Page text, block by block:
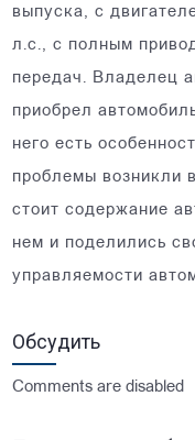
выпуска, с
л.с., с полным
передач. Владелец
приобрел
него есть
проблемы возникли
стоит содержание
нем и поделились
управляемости
Обсудить
Comments are disabled